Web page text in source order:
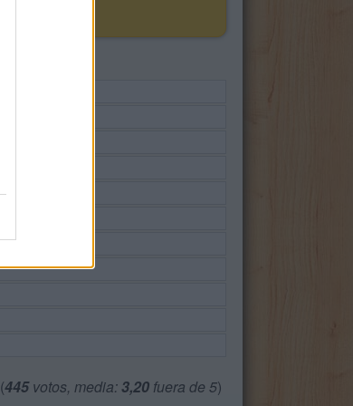
(445votos, media: 3,20 fuera de 5)